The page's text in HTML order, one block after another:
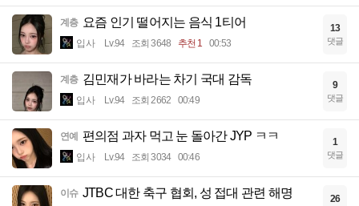
계층 요즘 인기 떨어지는 음식 1티어
입사 Lv.94 조회 3648 추천 1 00:53
13
댓글
계층 김민재가 바라는 차기 국대 감독
입사 Lv.94 조회 2662 00:49
9
댓글
연예 편의점 과자 먹고 눈 돌아간 JYP ㅋㅋ
입사 Lv.94 조회 3034 00:46
1
댓글
이슈 JTBC 대한 축구 협회, 성 접대 관련 해명 26